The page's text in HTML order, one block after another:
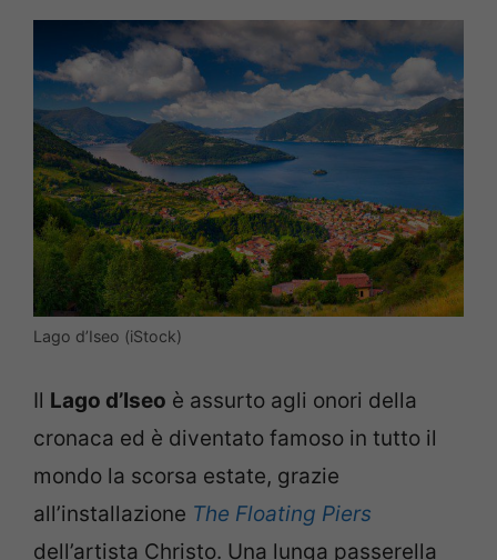
Lago d’Iseo (iStock)
Il Lago d’Iseo è assurto agli onori della
cronaca ed è diventato famoso in tutto il
mondo la scorsa estate, grazie
all’installazione The Floating Piers
dell’artista Christo. Una lunga passerella